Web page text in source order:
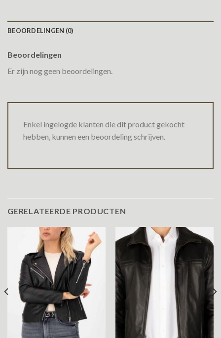
BEOORDELINGEN (0)
Beoordelingen
Er zijn nog geen beoordelingen.
Enkel ingelogde klanten die dit product gekocht
hebben, kunnen een beoordeling schrijven.
GERELATEERDE PRODUCTEN